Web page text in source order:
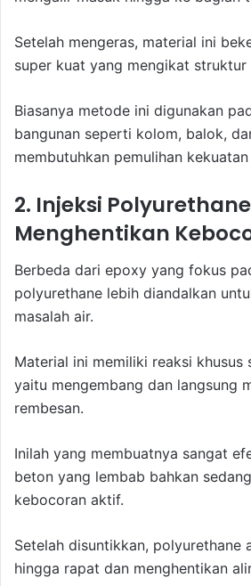
Setelah mengeras, material ini
super kuat yang mengikat struktur
Biasanya metode ini digunakan
bangunan seperti kolom, balok,
membutuhkan pemulihan
2. Injeksi
Menghentikan
Berbeda dari epoxy yang fokus
polyurethane lebih diandalkan
masalah air.
Material ini memiliki reaksi khusus
yaitu mengembang dan langsung
rembesan.
Inilah yang membuatnya sangat
beton yang lembab bahkan
kebocoran aktif.
Setelah disuntikkan, polyurethane
hingga rapat dan menghentikan